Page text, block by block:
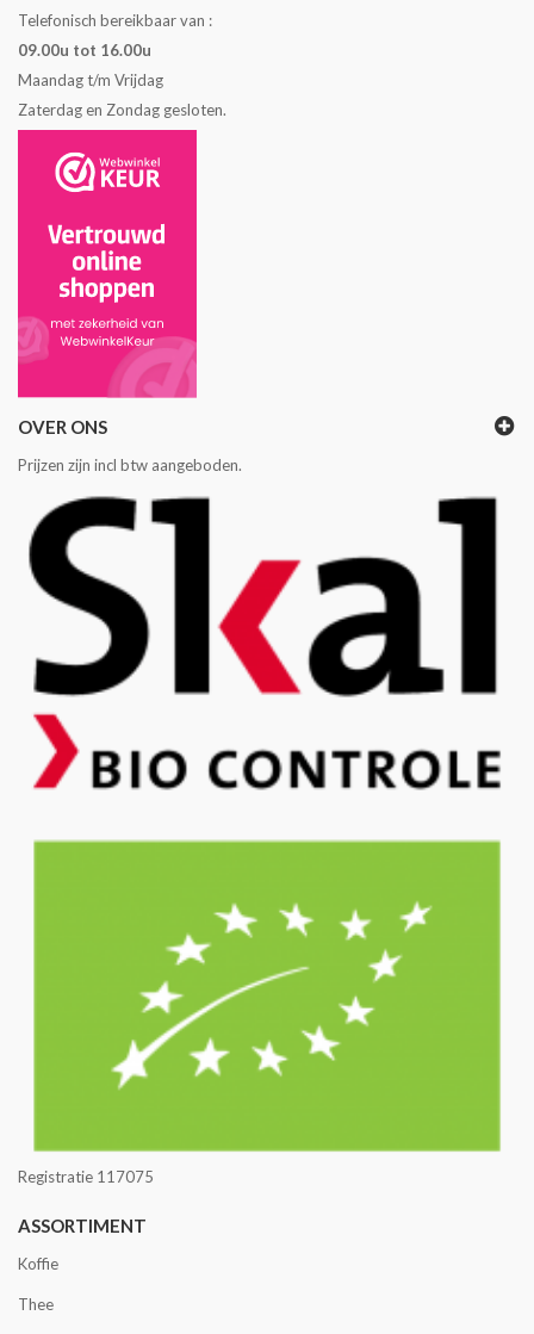
Telefonisch bereikbaar van :
09.00u tot 16.00u
Maandag t/m Vrijdag
Zaterdag en Zondag gesloten.
OVER ONS
Prijzen zijn incl btw aangeboden.
Registratie 117075
ASSORTIMENT
Koffie
Thee